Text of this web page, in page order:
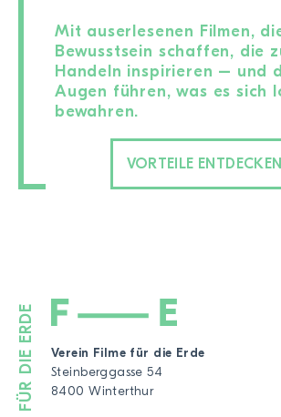
Mit auserlesenen Filmen,
Bewusstsein schaffen, die
Handeln inspirieren – und
Augen führen, was es sich
bewahren.
VORTEILE ENTDECKEN
Verein Filme für die Erde
Steinberggasse 54
8400 Winterthur